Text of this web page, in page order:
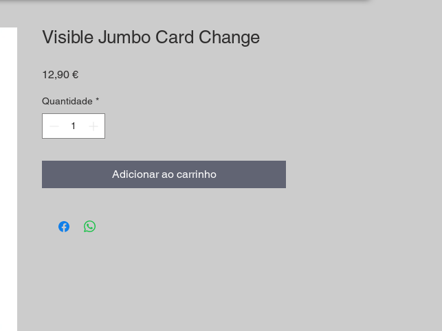
Visible Jumbo Card Change
12,90 €Preço
Quantidade *
Adicionar ao carrinho